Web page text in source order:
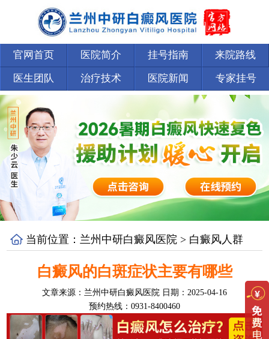
官网首页 医院简介 挂号指南 来院路线
医生团队 治疗技术 医院新闻 专家挂号
当前位置： 兰州中研白癜风医院 > 白癜风人群
白癜风的白斑症状主要有哪些
文章来源： 兰州中研白癜风医院 日期：2025-04-16
预约热线：0931-8400460